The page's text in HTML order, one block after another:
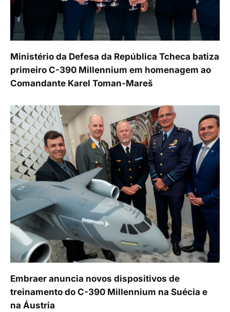
Ministério da Defesa da República Tcheca batiza
primeiro C-390 Millennium em homenagem ao
Comandante Karel Toman-Mareš
Embraer anuncia novos dispositivos de
treinamento do C-390 Millennium na Suécia e
na Áustria